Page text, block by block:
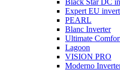
Black Star DC
Expert EU
PEARL
Blanc Inverter
Ultimate
Lagoon
VISION PRO
Moderno